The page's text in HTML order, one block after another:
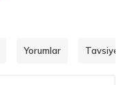
Yorumlar Tavsiye